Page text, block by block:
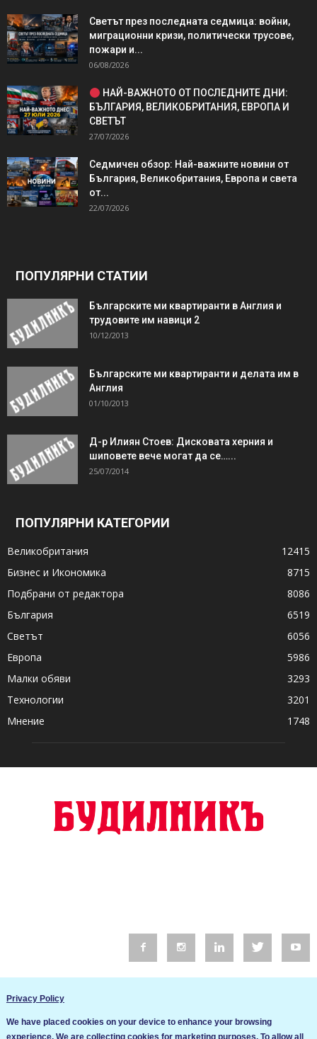
Светът през последната седмица: войни,
миграционни кризи, политически трусове,
пожари и...
06/08/2026
НАЙ-ВАЖНОТО ОТ ПОСЛЕДНИТЕ ДНИ:
БЪЛГАРИЯ, ВЕЛИКОБРИТАНИЯ, ЕВРОПА И
СВЕТЪТ
27/07/2026
Седмичен обзор: Най-важните новини от
България, Великобритания, Европа и света
от...
22/07/2026
ПОПУЛЯРНИ СТАТИИ
Българските ми квартиранти в Англия и
трудовите им навици 2
10/12/2013
Българските ми квартиранти и делата им в
Англия
01/10/2013
Д-р Илиян Стоев: Дисковата херния и
шиповете вече могат да се…...
25/07/2014
ПОПУЛЯРНИ КАТЕГОРИИ
Великобритания
12415
Бизнес и Икономика
8715
Подбрани от редактора
8086
България
6519
Светът
6056
Европа
5986
Малки обяви
3293
Технологии
3201
Мнение
1748
Privacy Policy
We have placed cookies on your device to enhance your browsing
experience. We are collecting cookies for marketing purposes. To allow all